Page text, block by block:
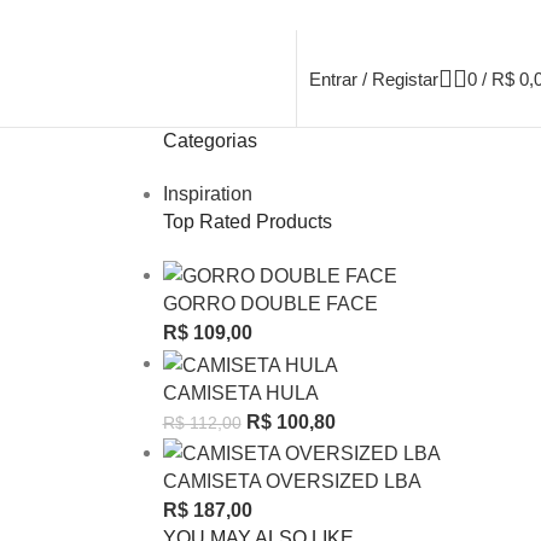
Entrar / Registar 0 / R$
Categorias
Inspiration
Top Rated Products
GORRO DOUBLE FACE
R$109,00
CAMISETA HULA
R$112,00 R$100,80
CAMISETA OVERSIZED LBA
R$187,00